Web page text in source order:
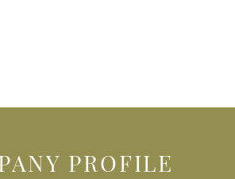
PROFILE